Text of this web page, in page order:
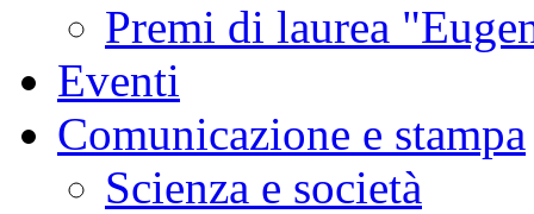
Premi di laurea
Eventi
Comunicazione e stampa
Scienza e società